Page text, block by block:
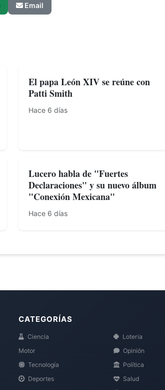
Email
El papa León XIV se reúne con
Patti Smith
Hace 6 días
Lucero habla de "Fuertes
Declaraciones" y su nuevo álbum
"Conexión Mexicana"
Hace 6 días
CATEGORÍAS
Ciencia
Motor
Tecnología
Deportes
Loteria
Opinión
Política
Salud